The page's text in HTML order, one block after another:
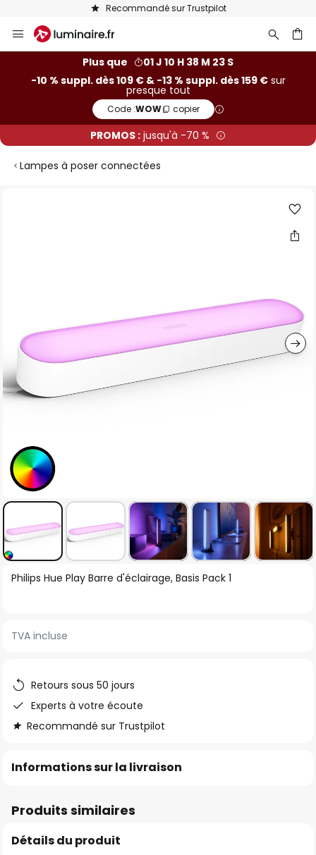
Recommandé sur Trustpilot
Allez
au
Plus que
01 J 10 H 38 M 23 S
-10 % suppl. dès 109 € & -13 % suppl. dès 159 €sur
presque tout
Code :WOW copier
PROMOS : jusqu'à -70 %
Lampes à poser connectées
Skip
images
gallery
Philips Hue Play Barre d'éclairage, Basis Pack 1
TVA incluse
Retours sous 50 jours
Experts à votre écoute
Recommandé sur Trustpilot
Informations sur la livraison
Produits similaires
Détails du produit